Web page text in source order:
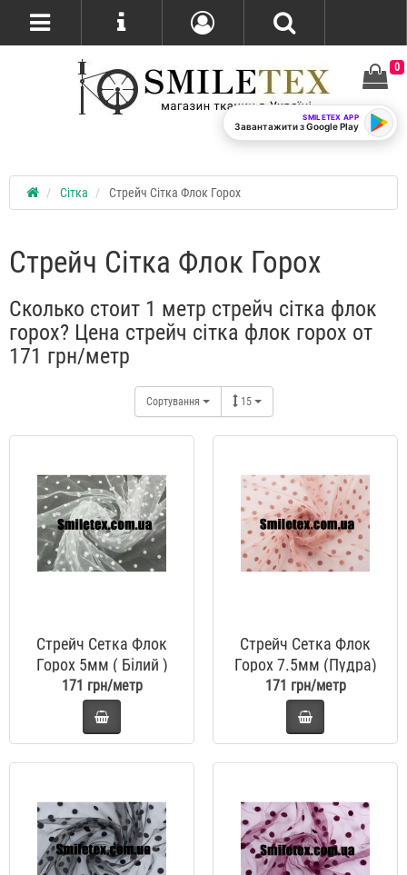
0
Сітка Стрейч Сітка Флок Горох
SMILETEX APP
Завантажити з Google Play
Стрейч Сітка Флок Горох
Сколько стоит 1 метр стрейч сітка флок
горох? Цена стрейч сітка флок горох от
171 грн/метр
Сортування 15
Стрейч Сетка Флок
Горох 5мм ( Білий )
171 грн/метр
Стрейч Сетка Флок
Горох 7.5мм (Пудра)
171 грн/метр